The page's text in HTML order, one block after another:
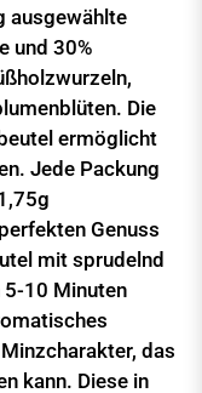
ausgewählte
und 30%
Die
ermöglicht
Jede Packung
Genuss
mit sprudelnd
5-10 Minuten
das
kann. Diese in